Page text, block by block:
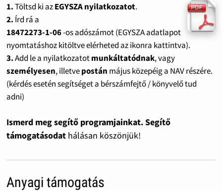
1.Töltsd ki azEGYSZA nyilatkozatot.
2. Írd rá a
18472273-1-06-os adószámot (EGYSZA adatlapot
nyomtatáshoz kitöltve elérheted az ikonra kattintva).
3.Add le a nyilatkozatotmunkáltatódnak, vagy
személyesen, illetvepostán május közepéig a NAV részére.
(kérdés esetén segítséget a bérszámfejtő / könyvelő tud
adni)
Ismerd meg segítő programjainkat. Segítő
támogatásodat hálásan köszönjük!
Anyagi támogatás